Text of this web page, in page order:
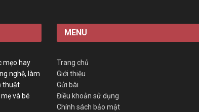
mẹo hay
nghệ, làm
thuật
và bé
MENU
Trang chủ
Giới thiệu
Gửi bài
Điều khoản sử dụng
Chính sách bảo mật